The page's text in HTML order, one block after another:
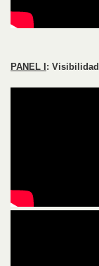
PANEL I: